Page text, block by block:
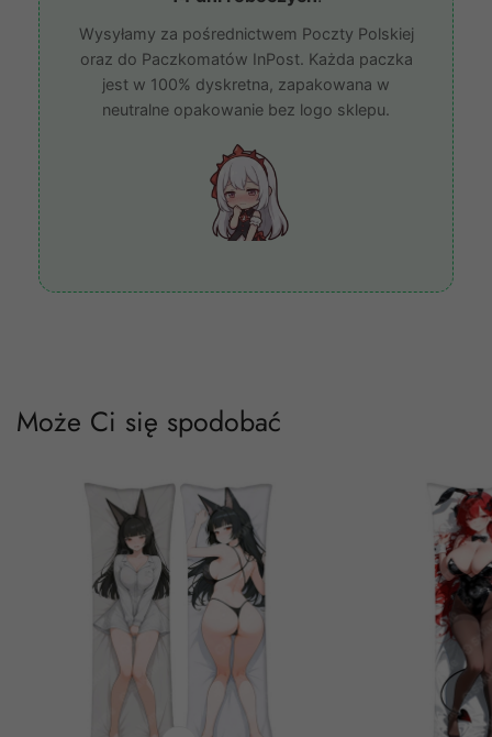
Wysyłamy za pośrednictwem Poczty Polskiej
oraz do Paczkomatów InPost. Każda paczka
jest w 100% dyskretna, zapakowana w
neutralne opakowanie bez logo sklepu.
Może Ci się spodobać